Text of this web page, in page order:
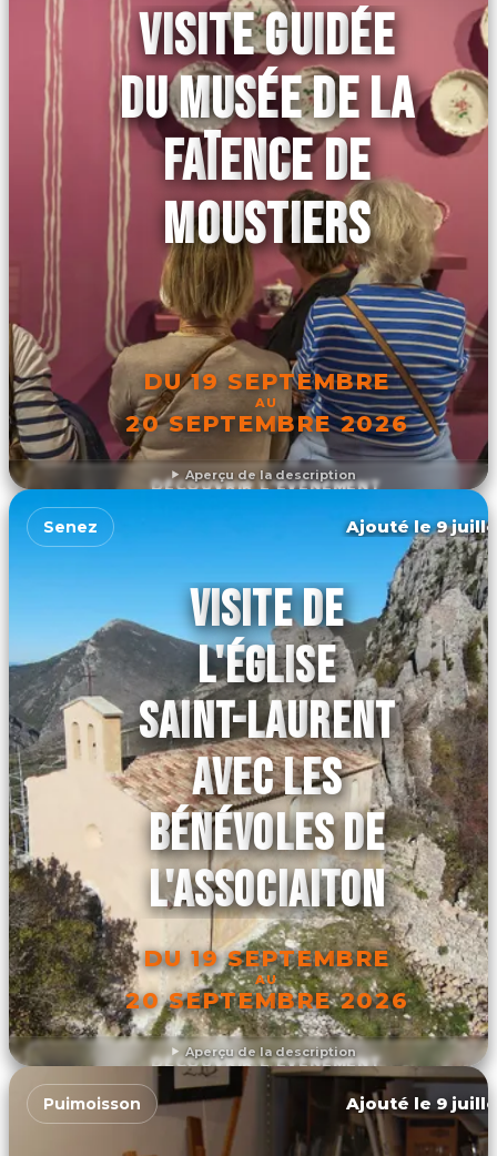
Aperçu de la description
VISITE GUIDÉE
DU MUSÉE DE LA
FAÏENCE DE
MOUSTIERS
DU 19 SEPTEMBRE
AU
20 SEPTEMBRE 2026
DÉCOUVRIR L'ÉVÉNEMENT
Aperçu de la description
Senez Ajouté le 9
VISITE DE
L'ÉGLISE
SAINT-LAURENT
AVEC LES
BÉNÉVOLES DE
L'ASSOCIAITON
DU 19 SEPTEMBRE
AU
20 SEPTEMBRE 2026
DÉCOUVRIR L'ÉVÉNEMENT
Puimoisson Ajouté le 9